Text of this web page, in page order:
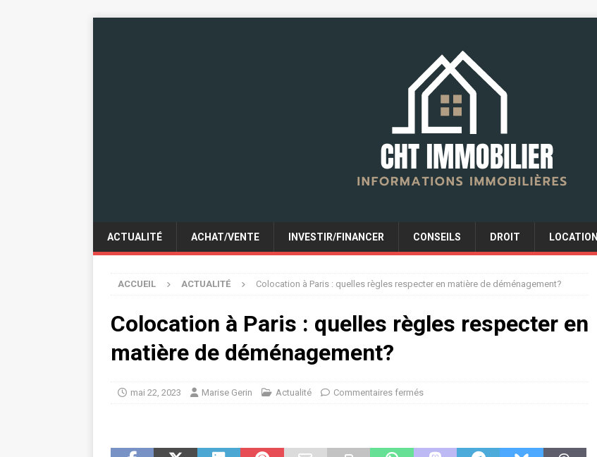
ACTUALITÉ ACHAT/VENTE INVESTIR/FINANCER CONSEILS DROIT LOCATION
ACCUEIL ACTUALITÉ Colocation à Paris : quelles règles respecter en matière de déménagement?
Colocation à Paris : quelles règles respecter en
matière de déménagement?
mai 22, 2023 Marise Gerin Actualité Commentaires fermés